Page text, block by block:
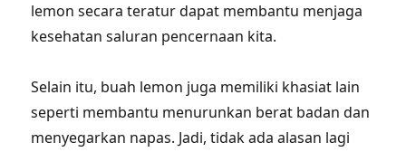
lemon secara teratur dapat membantu menjaga
kesehatan saluran pencernaan kita.
Selain itu, buah lemon juga memiliki khasiat lain
seperti membantu menurunkan berat badan dan
menyegarkan napas. Jadi, tidak ada alasan lagi